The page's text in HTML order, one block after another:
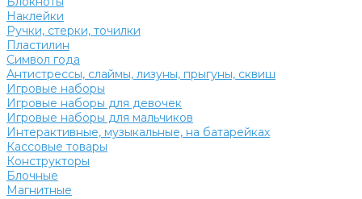
Наклейки
Ручки, стерки, точилки
Пластилин
Символ года
Антистрессы, слаймы, лизуны, прыгуны, сквиш
Игровые наборы
Игровые наборы для девочек
Игровые наборы для мальчиков
Интерактивные, музыкальные, на батарейках
Кассовые товары
Конструкторы
Блочные
Магнитные